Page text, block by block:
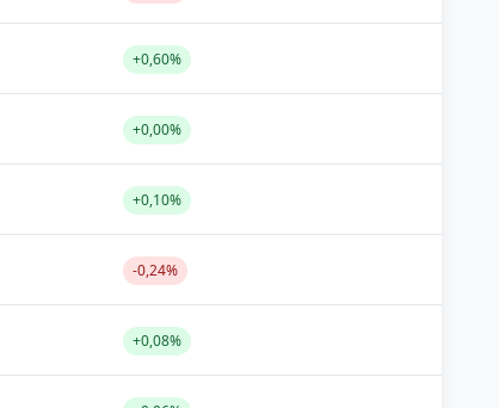
+0,60%
+0,00%
+0,10%
-0,24%
+0,08%